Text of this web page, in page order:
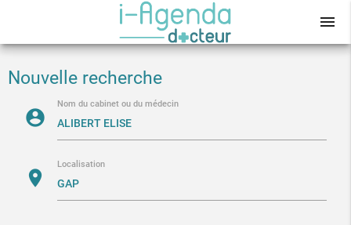
menu
Nouvelle recherche
account_circle
Nom du cabinet ou du médecin
location_on
Localisation